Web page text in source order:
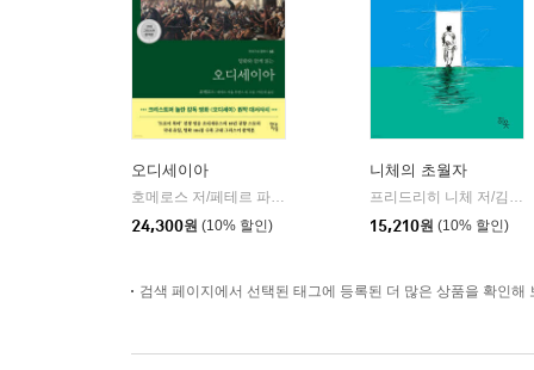
오디세이아
호메로스 저/페테르 파울 루벤스 그림/박문재 역 |
현대지성
24,300원 (10% 할인)
니체의 초월자
프리드리히 니체 저/김철 편역
15,210원 (10% 할인)
검색 페이지에서 선택된 태그에 등록된 더 많은 상품을 확인해